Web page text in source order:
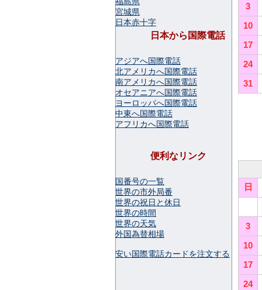
3
10
17
24
31
日
3
10
17
24
宮城県
日本赤十字
日本から国際電話
アジアへ国際電話
北アメリカへ国際電話
南アメリカへ国際電話
オセアニアへ国際電話
ヨーロッパへ国際電話
中東へ国際電話
アフリカへ国際電話
便利なリンク
国番号の一覧
世界の市外局番
世界の祝日と休日
世界の時間
世界の天気
外国為替相場
安い国際電話カードを注文する